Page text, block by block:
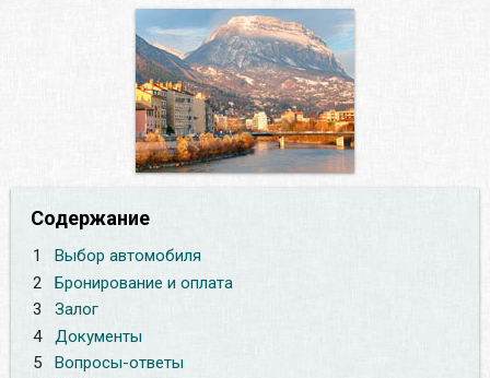
Содержание
1
Выбор автомобиля
2
Бронирование и оплата
3
Залог
4
Документы
5
Вопросы-ответы